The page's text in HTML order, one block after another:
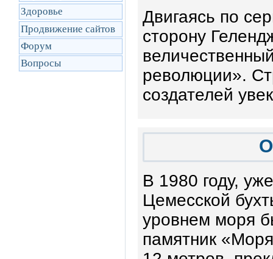
Здоровье
Продвижение сайтов
Форум
Вопросы
Двигаясь по
сторону
революции».
создателей
В 1980 году,
Цемесской
уровнем моря
памятник